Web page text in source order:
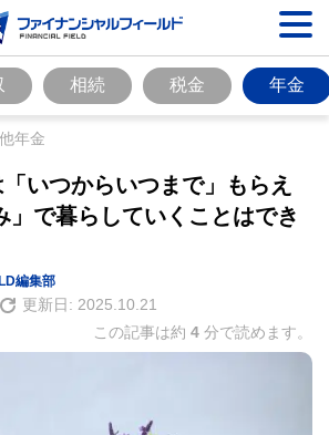
相続 税金 年金
年金
「いつからいつまで」もらえ
」で暮らしていくことはでき
編集部
更新日: 2025.10.21
この記事は約 4 分で読めます。